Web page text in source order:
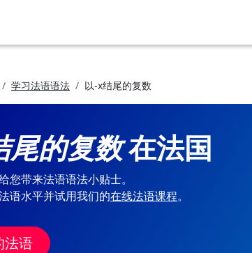
学习法语语法 以-x结尾的复数
尾的复数在法国
您带来法语语法小贴士。
语水平并试用我们的在线法语课程。
法语